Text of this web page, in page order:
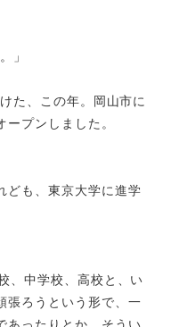
」
た、この年。岡山市に
プンしました。
ども、東京大学に進学
、中学校、高校と、い
張ろうという形で、一
あったりとか、そうい